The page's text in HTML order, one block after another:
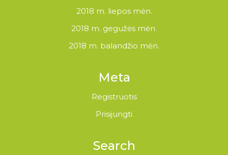
2018 m. liepos mėn.
2018 m. gegužės mėn.
2018 m. balandžio mėn.
Meta
Registruotis
Prisijungti
Search